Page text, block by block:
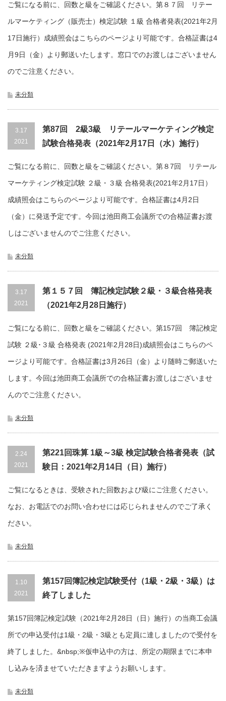
ご覧になる前に、回数と級をご確認ください。第８７回 リテー
ルマーケティング（販売士）検定試験 １級 合格者発表(2021年2月
17日施行）成績照会はこちらのページより可能です。合格証書は4
月9日（金）より郵送いたします。窓口でのお渡しはございません
のでご注意ください。
未分類
3.17
2021
第87回 2級3級 リテールマーケティング検定
試験合格発表（2021年2月17日（水）施行）
ご覧になる前に、回数と級をご確認ください。第８7回 リテール
マーケティング検定試験 ２級・３級 合格発表(2021年2月17日）
成績照会はこちらのページより可能です。合格証書は4月2日
（金）に発送予定です。今回は池田商工会議所での合格証書お渡
しはございませんのでご注意ください。
未分類
3.17
2021
第１５７回 簿記検定試験２級・３級合格発表
（2021年2月28日施行）
ご覧になる前に、回数と級をご確認ください。第157回 簿記検定
試験 ２級･３級 合格発表 (2021年2月28日)成績照会はこちらのペ
ージより可能です。合格証書は3月26日（金）より随時ご郵送いた
します。今回は池田商工会議所での合格証書お渡しはございませ
んのでご注意ください。
未分類
2.24
2021
第221回珠算 1級～3級 検定試験合格者発表（試
験日：2021年2月14日（日）施行）
ご覧になるときは、受験された回数および級にご注意ください。
なお、お電話でのお問い合わせには応じられませんのでご了承く
ださい。
未分類
1.10
2021
第157回簿記検定試験受付（1級・2級・3級）は
終了しました
第157回簿記検定試験（2021年2月28日（日）施行）の当商工会議
所での申込受付は1級・2級・3級とも定員に達しましたので受付を
終了しました。&nbsp;※仮申込中の方は、所定の期限までに本申
し込みを済ませていただきますようお願いします。
未分類